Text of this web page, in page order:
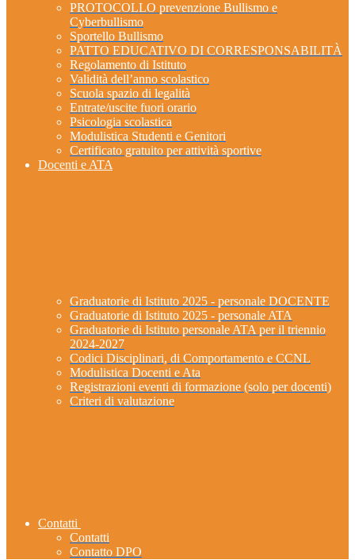
PROTOCOLLO prevenzione Bullismo e
Cyberbullismo
Sportello Bullismo
PATTO EDUCATIVO DI CORRESPONSABILITÀ
Regolamento di Istituto
Validità dell’anno scolastico
Scuola spazio di legalità
Entrate/uscite fuori orario
Psicologia scolastica
Modulistica Studenti e Genitori
Certificato gratuito per attività sportive
Docenti e ATA
Graduatorie di Istituto 2025 - personale DOCENTE
Graduatorie di Istituto 2025 - personale ATA
Graduatorie di Istituto personale ATA per il triennio
2024-2027
Codici Disciplinari, di Comportamento e CCNL
Modulistica Docenti e Ata
Registrazioni eventi di formazione (solo per docenti)
Criteri di valutazione
Contatti
Contatti
Contatto DPO